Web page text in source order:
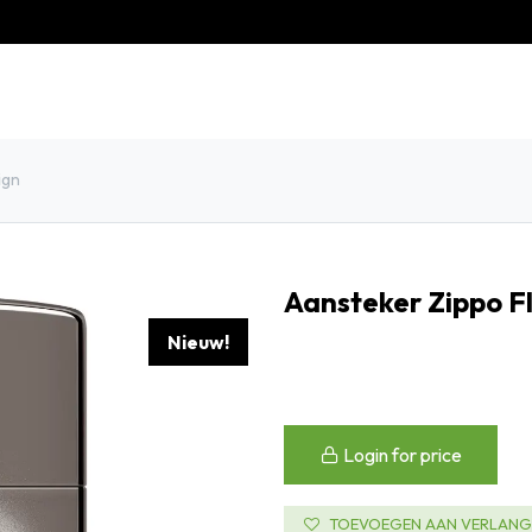
Nieuw!
Aansteker Zippo
Login for price
TOEVOEGEN AAN